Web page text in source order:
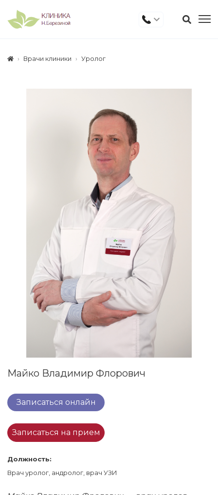
Врачи клиники Уролог
Майко Владимир Флорович
Записаться онлайн
Записаться на прием
Должность:
Врач уролог, андролог, врач УЗИ